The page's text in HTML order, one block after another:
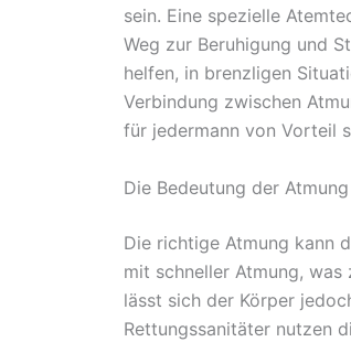
sein. Eine spezielle
Weg zur Beruhigung und
helfen, in brenzligen
Verbindung zwischen
für jedermann von Vorteil
Die Bedeutung der
Die richtige Atmung kann
mit schneller Atmung, was
lässt sich der Körper
Rettungssanitäter nutzen